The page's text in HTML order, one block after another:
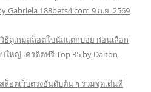
Gabriela 188bets4.com 9 ก.ย. 2569
ธีดูเกมสล็อตโบนัสแตกบ่อย ก่อนเลือก
ใหญ่ เครดิตฟรี Top 35 by Dalton
ล็อตเว็บตรงอันดับต้น ๆ รวมจุดเด่นที่